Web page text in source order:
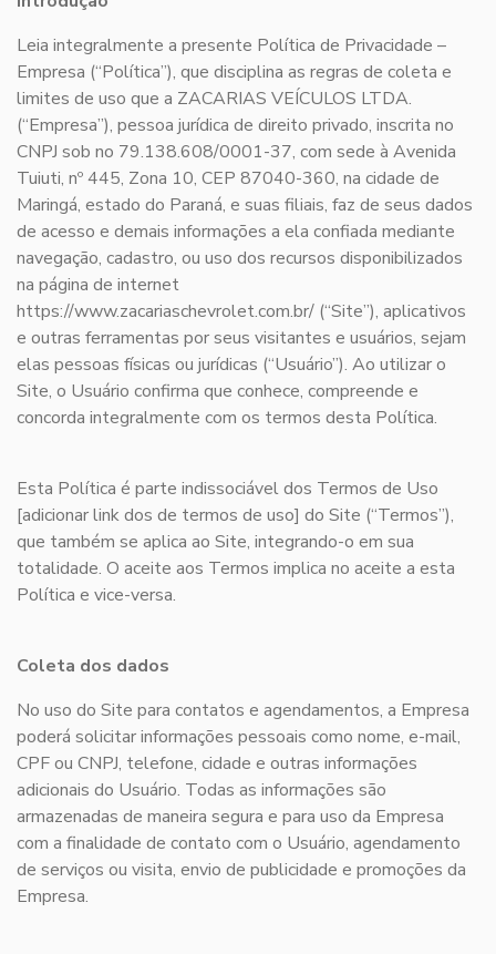
Leia integralmente a presente Política de Privacidade –
Empresa (“Política”), que disciplina as regras de coleta e
limites de uso que a ZACARIAS VEÍCULOS LTDA.
(“Empresa”), pessoa jurídica de direito privado, inscrita no
CNPJ sob no 79.138.608/0001-37, com sede à Avenida
Tuiuti, nº 445, Zona 10, CEP 87040-360, na cidade de
Maringá, estado do Paraná, e suas filiais, faz de seus dados
de acesso e demais informações a ela confiada mediante
navegação, cadastro, ou uso dos recursos disponibilizados
na página de internet
https://www.zacariaschevrolet.com.br/ (“Site”), aplicativos
e outras ferramentas por seus visitantes e usuários, sejam
elas pessoas físicas ou jurídicas (“Usuário”). Ao utilizar o
Site, o Usuário confirma que conhece, compreende e
concorda integralmente com os termos desta Política.
Esta Política é parte indissociável dos Termos de Uso
[adicionar link dos de termos de uso] do Site (“Termos”),
que também se aplica ao Site, integrando-o em sua
totalidade. O aceite aos Termos implica no aceite a esta
Política e vice-versa.
Coleta dos dados
No uso do Site para contatos e agendamentos, a Empresa
poderá solicitar informações pessoais como nome, e-mail,
CPF ou CNPJ, telefone, cidade e outras informações
adicionais do Usuário. Todas as informações são
armazenadas de maneira segura e para uso da Empresa
com a finalidade de contato com o Usuário, agendamento
de serviços ou visita, envio de publicidade e promoções da
Empresa.